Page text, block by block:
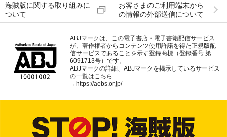
海賊版に関する取り組みに
ついて
お客さまのご利用端末から
の情報の外部送信について
ABJマークは、この電子書店・電子書籍配信サービス
が、著作権者からコンテンツ使用許諾を得た正規版配
信サービスであることを示す登録商標（登録番号 第
6091713号）です。
ABJマークの詳細、ABJマークを掲示しているサービス
の一覧はこちら
→https://aebs.or.jp/